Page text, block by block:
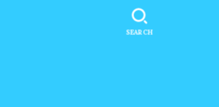
SEARCH